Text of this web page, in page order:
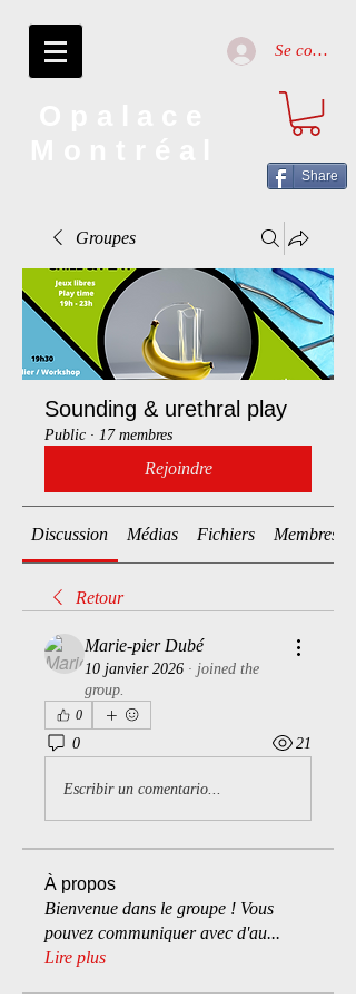
Se connecter
Share
Groupes
Sounding & urethral play
Public · 17 membres
Rejoindre
Discussion Médias Fichiers Membres
Retour
Marie-pier Dubé
10 janvier 2026 · joined the
group.
0
0 21
Escribir un comentario...
À propos
Bienvenue dans le groupe ! Vous
pouvez communiquer avec d'au...
Lire plus